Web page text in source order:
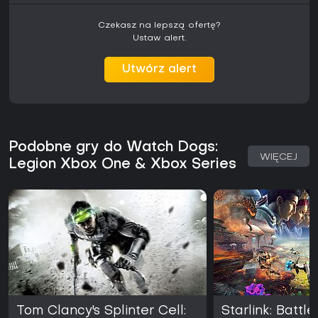
Czekasz na lepszą ofertę?
Ustaw alert.
Utwórz alert
Podobne gry do Watch Dogs:
Legion Xbox One & Xbox Series
WIĘCEJ
Tom Clancy's Splinter Cell: Starlink: